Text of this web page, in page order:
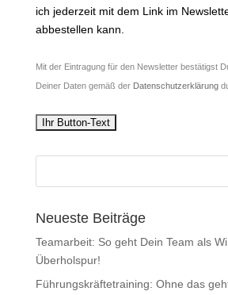
ich jederzeit mit dem Link im
abbestellen kann.
Mit der Eintragung für den Newsletter bestätigst
Deiner Daten gemäß der Datenschutzerklärung
Neueste Beiträge
Teamarbeit: So geht Dein Team als
Überholspur!
Führungskräftetraining: Ohne das